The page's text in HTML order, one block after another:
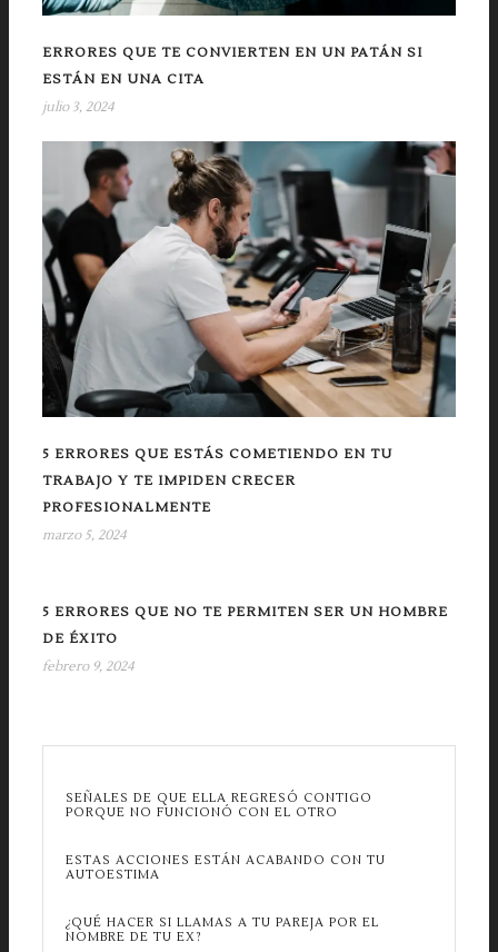
ERRORES QUE TE CONVIERTEN EN UN PATÁN SI
ESTÁN EN UNA CITA
julio 3, 2024
5 ERRORES QUE ESTÁS COMETIENDO EN TU
TRABAJO Y TE IMPIDEN CRECER
PROFESIONALMENTE
marzo 5, 2024
5 ERRORES QUE NO TE PERMITEN SER UN HOMBRE
DE ÉXITO
febrero 9, 2024
SEÑALES DE QUE ELLA REGRESÓ CONTIGO
PORQUE NO FUNCIONÓ CON EL OTRO
ESTAS ACCIONES ESTÁN ACABANDO CON TU
AUTOESTIMA
¿QUÉ HACER SI LLAMAS A TU PAREJA POR EL
NOMBRE DE TU EX?